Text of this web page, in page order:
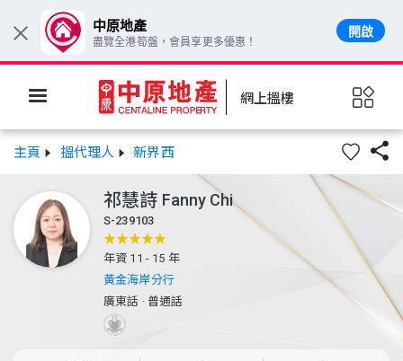
網上搵樓
主頁 搵代理人 新界西 
祁慧詩 Fanny Chi
S-239103
年資 11 - 15 年
黃金海岸分行
廣東話 ·普通話
× 中原地產
盡覽全港筍盤，會員享更多優惠！
開啟